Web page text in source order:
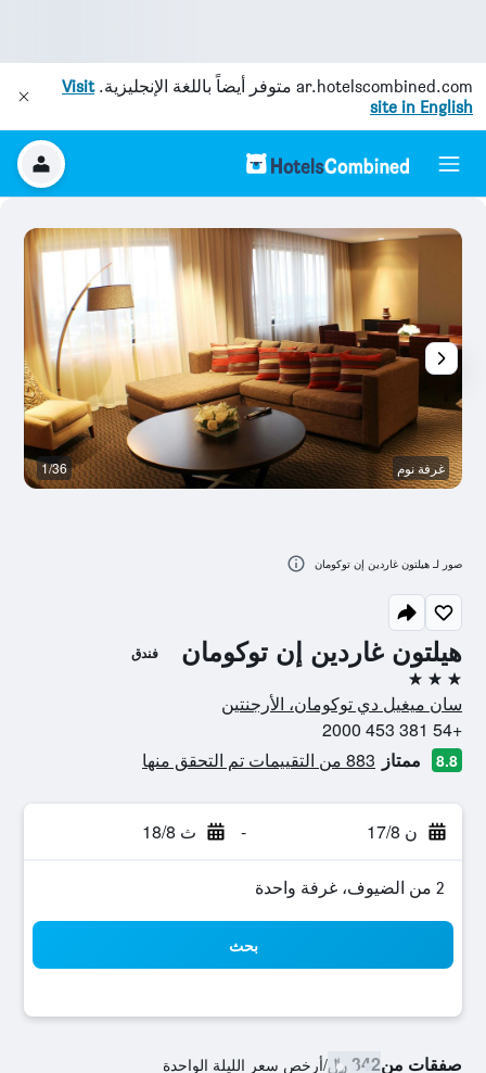
ar.hotelscombined.com متوفر أيضاً باللغة الإنجليزية.Visit
site in English
هيلتون غاردين إن توكومان فندق
3 نجوم
سان ميغيل دي توكومان، الأرجنتين
+54 381 453 2000
8.8 ممتاز 883 من التقييمات تم التحقق منها
ن 17/8 - ث 18/8
2 من الضيوف، غرفة واحدة
بحث
صفقات من342 ﷼ /أرخص سعر الليلة الواحدة
غرفة نوم 1/36
صور لـ هيلتون غاردين إن توكومان